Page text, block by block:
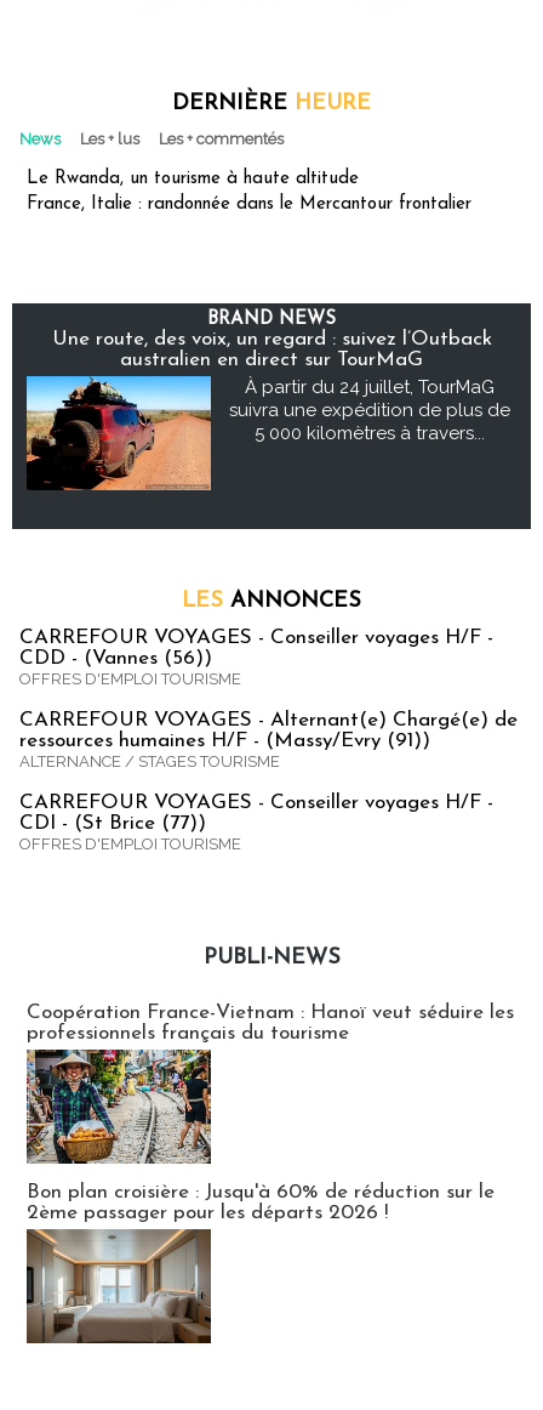
DERNIÈRE HEURE
News Les + lus Les + commentés
Le Rwanda, un tourisme à haute altitude
France, Italie : randonnée dans le Mercantour frontalier
BRAND NEWS
Une route, des voix, un regard : suivez l’Outback
australien en direct sur TourMaG
À partir du 24 juillet, TourMaG
suivra une expédition de plus de
5 000 kilomètres à travers...
LES ANNONCES
CARREFOUR VOYAGES - Conseiller voyages H/F -
CDD - (Vannes (56))
OFFRES D'EMPLOI TOURISME
CARREFOUR VOYAGES - Alternant(e) Chargé(e) de
ressources humaines H/F - (Massy/Evry (91))
ALTERNANCE / STAGES TOURISME
CARREFOUR VOYAGES - Conseiller voyages H/F -
CDI - (St Brice (77))
OFFRES D'EMPLOI TOURISME
PUBLI-NEWS
Coopération France-Vietnam : Hanoï veut séduire les
professionnels français du tourisme
Bon plan croisière : Jusqu'à 60% de réduction sur le
2ème passager pour les départs 2026 !